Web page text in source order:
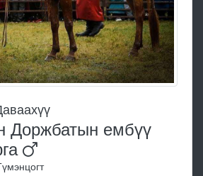
Доржбатын ембүү